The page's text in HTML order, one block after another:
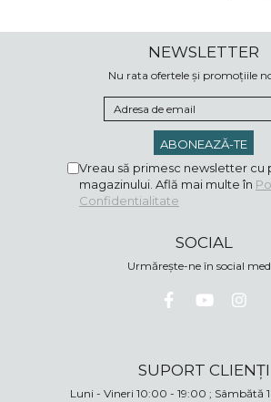
NEWSLETTER
Nu rata ofertele și promoțiile
Vreau să primesc newsletter cu
magazinului. Află mai multe în
Confidentialitate
SOCIAL
Urmărește-ne în social
SUPORT CLIENȚI
Luni - Vineri 10:00 - 19:00 ; Sâmbătă